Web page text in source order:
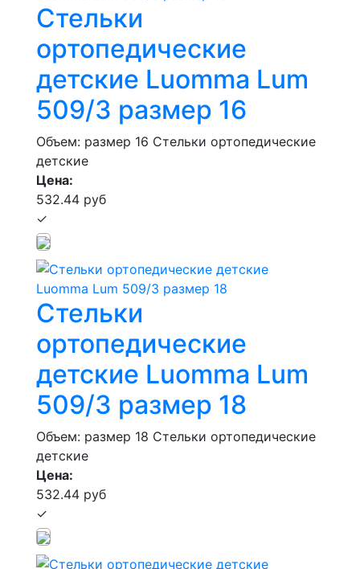
Стельки
ортопедические
детские Luomma Lum
509/3 размер 16
Объем: размер 16 Стельки ортопедические
детские
Цена:
532.44 руб
✓
Стельки
ортопедические
детские Luomma Lum
509/3 размер 18
Объем: размер 18 Стельки ортопедические
детские
Цена:
532.44 руб
✓